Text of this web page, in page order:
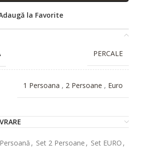
la Favorite
PERCALE
1 Persoana , 2 Persoane , Euro
, Set 2 Persoane , Set EURO ,